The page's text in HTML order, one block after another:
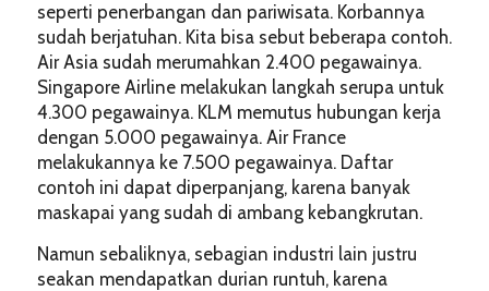
seperti penerbangan dan pariwisata. Korbannya
sudah berjatuhan. Kita bisa sebut beberapa contoh.
Air Asia sudah merumahkan 2.400 pegawainya.
Singapore Airline melakukan langkah serupa untuk
4.300 pegawainya. KLM memutus hubungan kerja
dengan 5.000 pegawainya. Air France
melakukannya ke 7.500 pegawainya. Daftar
contoh ini dapat diperpanjang, karena banyak
maskapai yang sudah di ambang kebangkrutan.
Namun sebaliknya, sebagian industri lain justru
seakan mendapatkan durian runtuh, karena